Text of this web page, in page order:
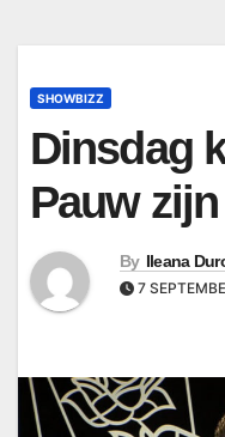
SHOWBIZZ
Dinsdag
Pauw
By Ileana
7